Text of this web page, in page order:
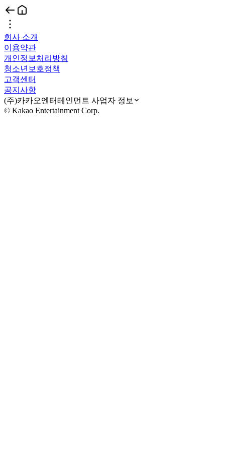
회사 소개
이용약관
개인정보처리방침
청소년보호정책
고객센터
공지사항
(주)카카오엔터테인먼트 사업자 정보
© Kakao Entertainment Corp.